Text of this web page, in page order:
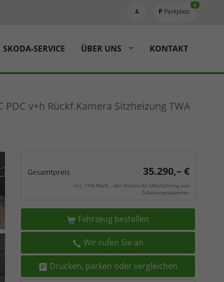
Parkplatz
0
SKODA-SERVICE ÜBER UNS KONTAKT
PDC v+h Rückf.Kamera Sitzheizung TWA
Gesamtpreis 35.290,– €
incl. 19% MwSt., den Kosten für Überführung und
Zulassungspapieren
Fahrzeug bestellen
Wir rufen Sie an
Drucken, parken oder vergleichen